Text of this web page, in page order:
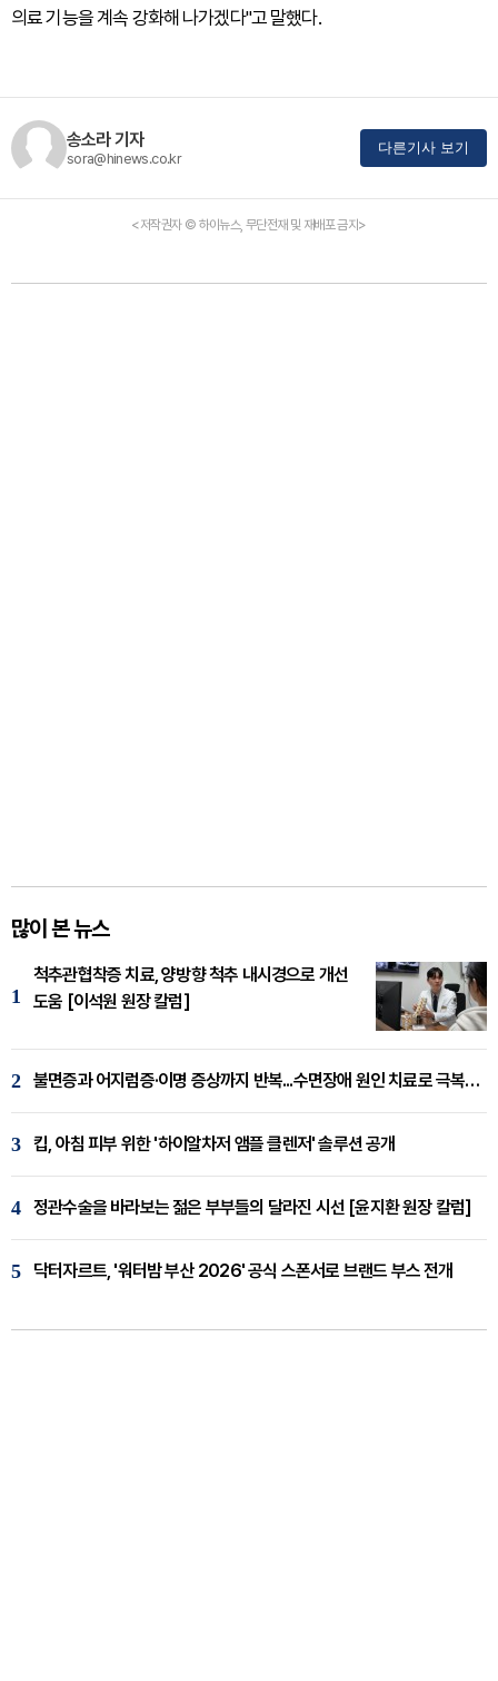
의료 기능을 계속 강화해 나가겠다"고 말했다.
송소라 기자
sora@hinews.co.kr
다른기사 보기
<저작권자 © 하이뉴스, 무단전재 및 재배포 금지>
많이 본 뉴스
1
척추관협착증 치료, 양방향 척추 내시경으로 개선
도움 [이석원 원장 칼럼]
2 불면증과 어지럼증·이명 증상까지 반복...수면장애 원인 치료로 극복해야
3 킵, 아침 피부 위한 '하이알차저 앰플 클렌저' 솔루션 공개
4 정관수술을 바라보는 젊은 부부들의 달라진 시선 [윤지환 원장 칼럼]
5 닥터자르트, '워터밤 부산 2026' 공식 스폰서로 브랜드 부스 전개